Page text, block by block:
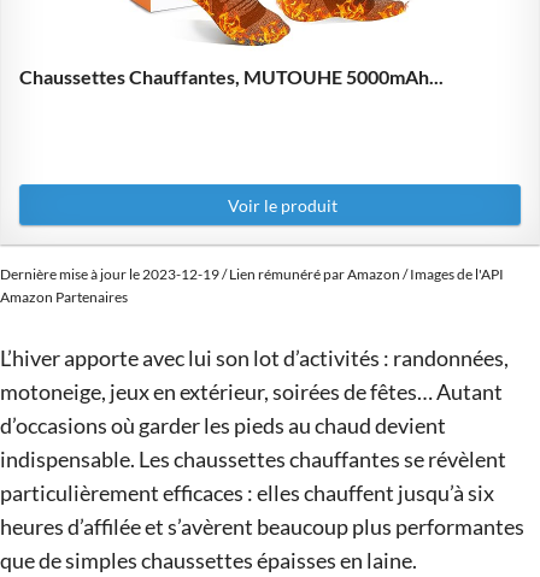
Chaussettes Chauffantes, MUTOUHE 5000mAh...
Voir le produit
Dernière mise à jour le 2023-12-19 / Lien rémunéré par Amazon / Images de l'API
Amazon Partenaires
L’hiver apporte avec lui son lot d’activités : randonnées,
motoneige, jeux en extérieur, soirées de fêtes… Autant
d’occasions où garder les pieds au chaud devient
indispensable. Les chaussettes chauffantes se révèlent
particulièrement efficaces : elles chauffent jusqu’à six
heures d’affilée et s’avèrent beaucoup plus performantes
que de simples chaussettes épaisses en laine.